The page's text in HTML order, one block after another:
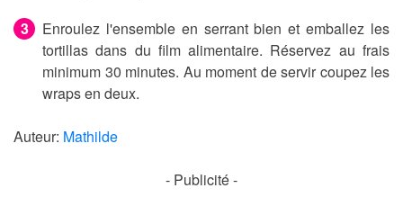
Enroulez l'ensemble en serrant bien et emballez les
tortillas dans du film alimentaire. Réservez au frais
minimum 30 minutes. Au moment de servir coupez les
wraps en deux.
Auteur: Mathilde
- Publicité -